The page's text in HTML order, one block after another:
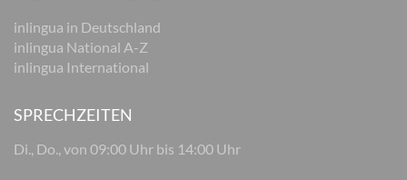
inlingua in Deutschland
inlingua National A-Z
inlingua International
SPRECHZEITEN
Di., Do., von 09:00 Uhr bis 14:00 Uhr